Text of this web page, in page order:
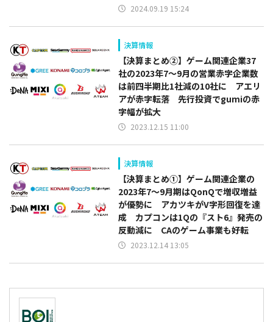
2024.09.19 15:24
決算情報
【決算まとめ②】ゲーム関連企業37
社の2023年7～9月の営業赤字企業数
は前四半期比1社減の10社に アエリ
アが赤字転落 先行投資でgumiの赤
字幅が拡大
2023.12.15 11:00
決算情報
【決算まとめ①】ゲーム関連企業の
2023年7～9月期はQonQで増収増益
が優勢に アカツキがV字形回復を達
成 カプコンは1Qの『スト6』発売の
反動減に CAのゲーム事業も好転
2023.12.14 13:05